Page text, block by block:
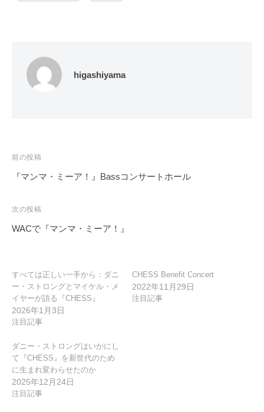
higashiyama
投
稿
ビ
ゲ
ョ
ン
前の投稿
『マンマ・ミーア！』Bassコンサートホール
次の投稿
WACで『マンマ・ミーア！』
すべては正しい一手から：ダニ
ー・ストロングとマイケル・メ
イヤーが語る『CHESS』
2026年1月3日
注目記事
CHESS Benefit Concert
2022年11月29日
注目記事
ダニー・ストロングはいかにし
て『CHESS』を新世代のため
に生まれ変わらせたのか
2025年12月24日
注目記事